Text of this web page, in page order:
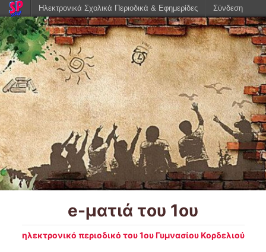
e-ματιά του 1ου
ηλεκτρονικό περιοδικό του 1ου Γυμνασίου Κορδελιού
Ηλεκτρονικά Σχολικά Περιοδικά & Εφημερίδες Σύνδεση